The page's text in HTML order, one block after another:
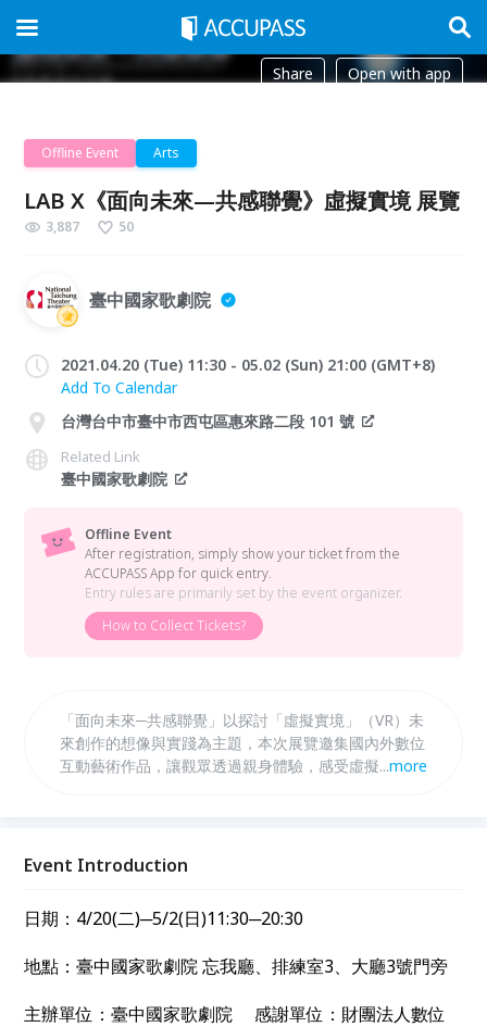
Share Open with app
Offline Event Arts
LAB X《面向未來—共感聯覺》虛擬實境 展覽
3,887 50
臺中國家歌劇院
2021.04.20 (Tue) 11:30 - 05.02 (Sun) 21:00 (GMT+8)
Add To Calendar
台灣台中市臺中市西屯區惠來路二段 101 號
Related Link
臺中國家歌劇院
Offline Event
After registration, simply show your ticket from the
ACCUPASS App for quick entry.
Entry rules are primarily set by the event organizer.
How to Collect Tickets?
「面向未來─共感聯覺」以探討「虛擬實境」（VR）未
來創作的想像與實踐為主題，本次展覽邀集國內外數位
互動藝術作品，讓觀眾透過親身體驗，感受虛擬實境藝
...more
Event Introduction
日期：4/20(二)─5/2(日)11:30─20:30
地點：臺中國家歌劇院 忘我廳、排練室3、大廳3號門旁
主辦單位：臺中國家歌劇院感謝單位：財團法人數位